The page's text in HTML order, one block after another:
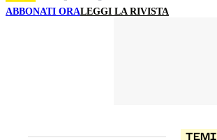
ABBONATI ORALEGGI LA RIVISTA